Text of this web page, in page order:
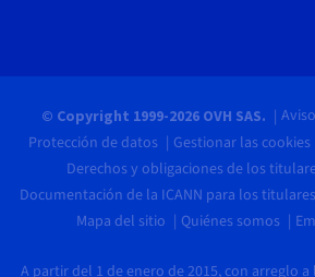
© Copyright 1999-2026 OVH SAS.
Protección de datos
Gestionar las cookies
Derechos y obligaciones de los
Documentación de la ICANN para los
Mapa del sitio
Quiénes somos
A partir del 1 de enero de 2015, con arreglo a